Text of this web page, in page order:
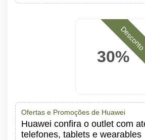
30%
Ofertas e Promoções de Huawei
Huawei confira o outlet com
telefones, tablets e wearables